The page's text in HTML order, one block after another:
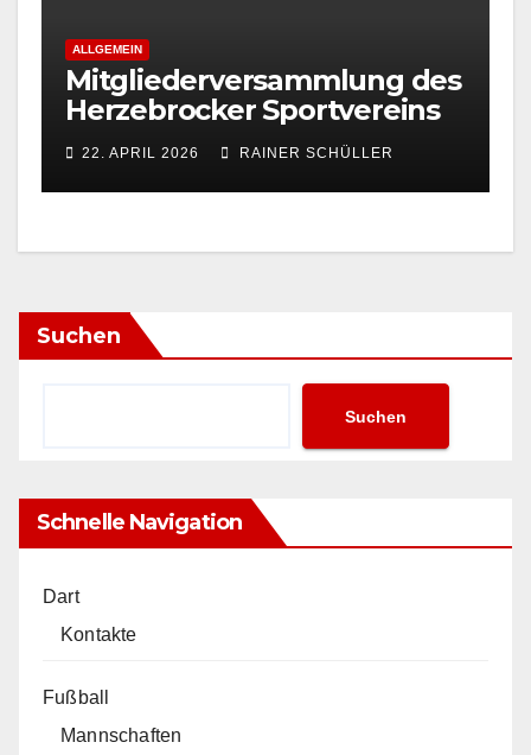
ALLGEMEIN
Mitgliederversammlung des
Herzebrocker Sportvereins
22. APRIL 2026 RAINER SCHÜLLER
Suchen
Suchen
Schnelle Navigation
Dart
Kontakte
Fußball
Mannschaften